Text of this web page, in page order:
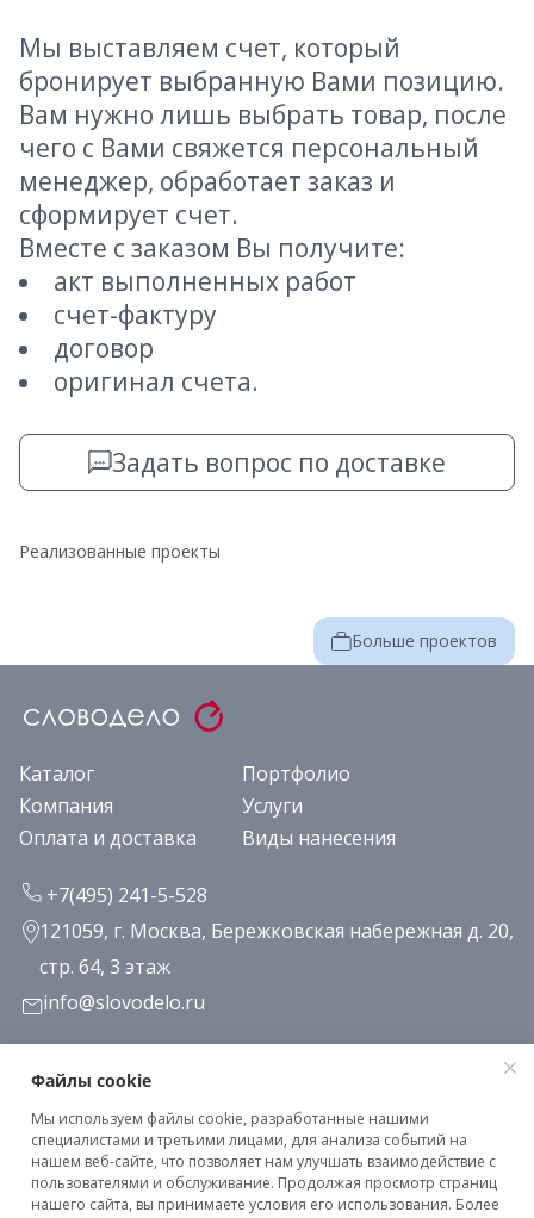
Мы выставляем счет, который
бронирует выбранную Вами позицию.
Вам нужно лишь выбрать товар, после
чего с Вами свяжется персональный
менеджер, обработает заказ и
сформирует счет.
Вместе с заказом Вы получите:
акт выполненных работ
счет-фактуру
договор
оригинал счета.
Задать вопрос по доставке
Реализованные проекты
Больше проектов
Каталог
Портфолио
Компания
Услуги
Оплата и доставка
Виды нанесения
+7(495) 241-5-528
121059, г. Москва, Бережковская набережная д. 20,
стр. 64, 3 этаж
info@slovodelo.ru
Заказать звонок
Подписаться на рассылку
Файлы cookie
Мы используем файлы cookie, разработанные нашими
специалистами и третьими лицами, для анализа событий на
нашем веб-сайте, что позволяет нам улучшать взаимодействие с
пользователями и обслуживание. Продолжая просмотр страниц
нашего сайта, вы принимаете условия его использования. Более